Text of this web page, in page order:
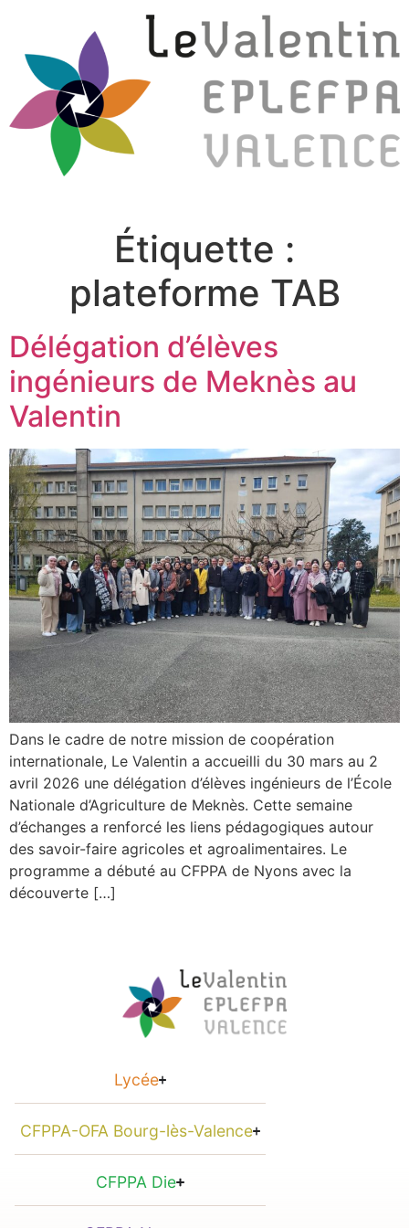
Étiquette :
plateforme TAB
Délégation d’élèves
ingénieurs de Meknès au
Valentin
Dans le cadre de notre mission de coopération
internationale, Le Valentin a accueilli du 30 mars au 2
avril 2026 une délégation d’élèves ingénieurs de l’École
Nationale d’Agriculture de Meknès. Cette semaine
d’échanges a renforcé les liens pédagogiques autour
des savoir-faire agricoles et agroalimentaires. Le
programme a débuté au CFPPA de Nyons avec la
découverte […]
Lycée
CFPPA-OFA Bourg-lès-Valence
CFPPA Die